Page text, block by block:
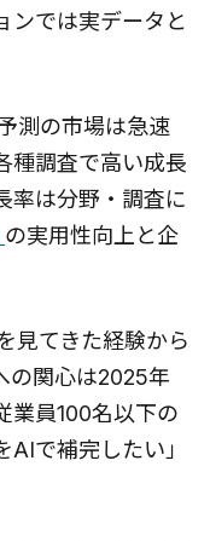
ンでは実データと
測の市場は急速
種調査で高い成長
率は分野・調査に
の実用性向上と企
見てきた経験から
の関心は2025年
業員100名以下の
で補完したい」